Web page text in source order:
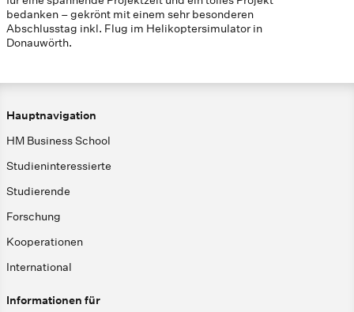
bedanken – gekrönt mit einem sehr besonderen
Abschlusstag inkl. Flug im Helikoptersimulator in
Donauwörth.
Hauptnavigation
HM Business School
Studieninteressierte
Studierende
Forschung
Kooperationen
International
Informationen für